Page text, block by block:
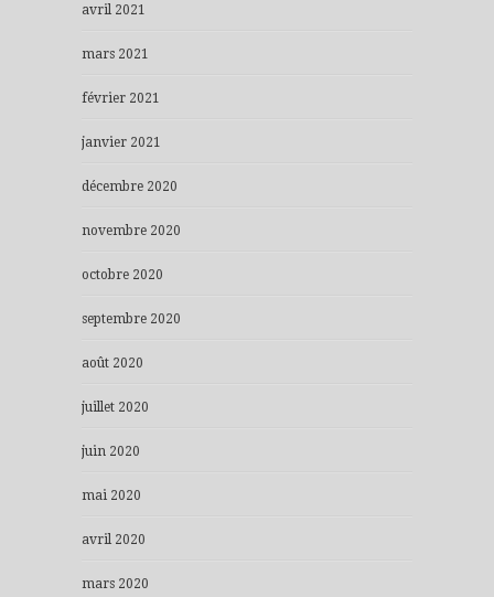
avril 2021
mars 2021
février 2021
janvier 2021
décembre 2020
novembre 2020
octobre 2020
septembre 2020
août 2020
juillet 2020
juin 2020
mai 2020
avril 2020
mars 2020